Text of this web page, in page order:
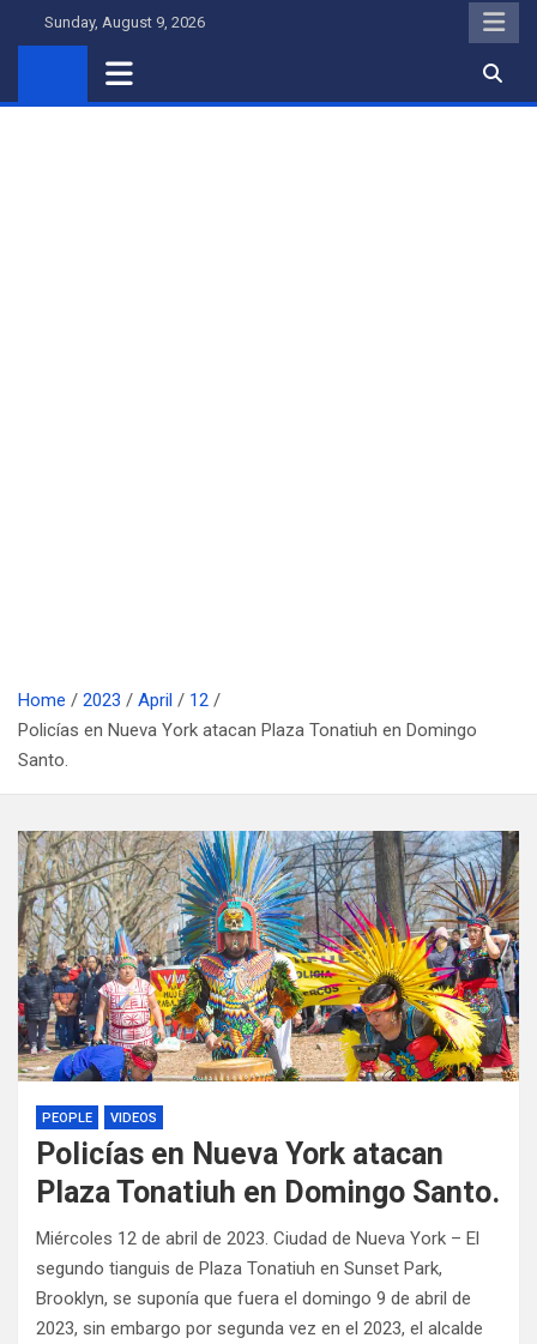
Sunday, August 9, 2026
Home 2023 April
12
Policías en Nueva York atacan Plaza Tonatiuh en Domingo
Santo.
PEOPLE VIDEOS
Policías en Nueva York atacan
Plaza Tonatiuh en Domingo Santo.
Miércoles 12 de abril de 2023. Ciudad de Nueva York – El
segundo tianguis de Plaza Tonatiuh en Sunset Park,
Brooklyn, se suponía que fuera el domingo 9 de abril de
2023, sin embargo por segunda vez en el 2023, el alcalde